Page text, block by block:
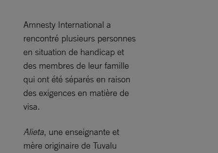
Amnesty International a
rencontré plusieurs personnes
en situation de handicap et
des membres de leur famille
qui ont été séparés en raison
des exigences en matière de
visa.
Alieta, une enseignante et
mère originaire de Tuvalu